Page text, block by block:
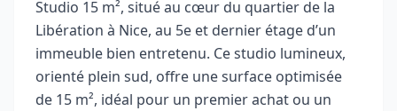
Studio 15 m², situé au cœur du quartier de la
Libération à Nice, au 5e et dernier étage d’un
immeuble bien entretenu. Ce studio lumineux,
orienté plein sud, offre une surface optimisée
de 15 m², idéal pour un premier achat ou un